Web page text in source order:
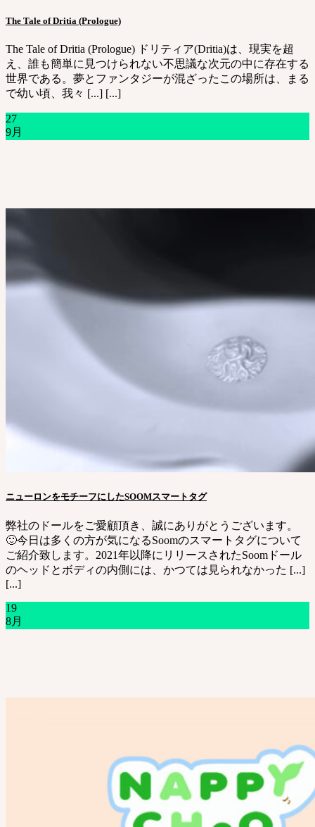
The Tale of Dritia (Prologue)
The Tale of Dritia (Prologue) ドリティア(Dritia)は、現実を超
え、誰も簡単に見つけられない不思議な次元の中に存在する
世界である。夢とファンタジーが混ざったこの場所は、まる
で幼い頃、我々 [...] [...]
27
9月
ニューロンをモチーフにしたSOOMスマートタグ
弊社のドールをご愛顧頂き、誠にありがとうございます。
🙂今日は多くの方が気になるSoomのスマートタグについて
ご紹介致します。2021年以降にリリースされたSoomドール
のヘッドとボディの内側には、かつては見られなかった [...]
[...]
19
8月